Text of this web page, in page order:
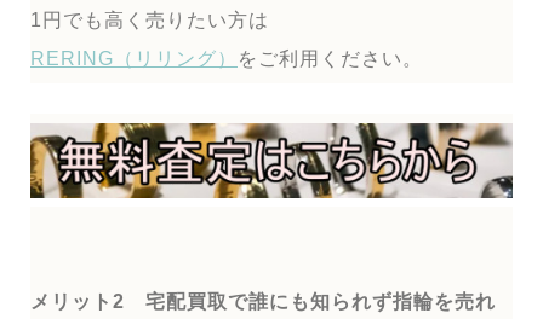
1円でも高く売りたい方は
RERING（リリング）
をご利用ください。
メリット2 宅配買取で誰にも知られず指輪を売れ